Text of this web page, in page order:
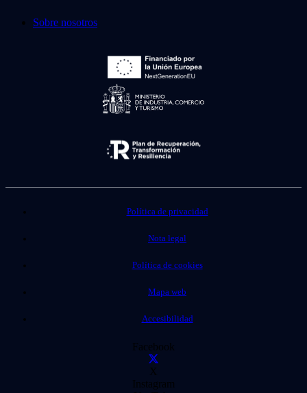
Sobre nosotros
Política de privacidad
Nota legal
Política de cookies
Mapa web
Accesibilidad
Facebook
X
Instagram